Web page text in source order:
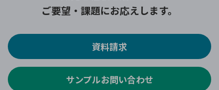
ご要望・課題にお応えします。
資料請求
サンプルお問い合わせ